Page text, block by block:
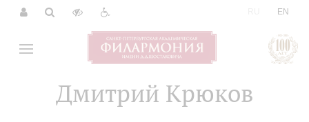
EN
Дмитрий Крюков